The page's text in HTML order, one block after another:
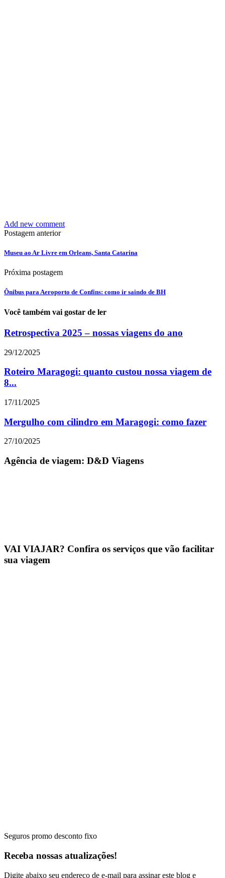
Add new comment
Postagem anterior
Museu ao Ar Livre em Orleans, Santa Catarina
Próxima postagem
Ônibus para Aeroporto de Confins: como ir saindo de BH
Você também vai gostar de ler
Retrospectiva 2025 – nossas viagens do ano
29/12/2025
Roteiro Maragogi: quanto custou nossa viagem de
8...
17/11/2025
Mergulho com cilindro em Maragogi: como fazer
27/10/2025
Agência de viagem: D&D Viagens
VAI VIAJAR? Confira os serviços que vão facilitar
sua viagem
Seguros promo desconto fixo
Receba nossas atualizações!
Digite abaixo seu endereço de e-mail para assinar este blog e